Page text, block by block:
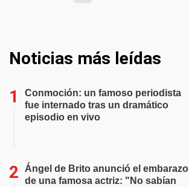
Noticias más leídas
Conmoción: un famoso periodista
fue internado tras un dramático
episodio en vivo
Ángel de Brito anunció el embarazo
de una famosa actriz: "No sabían